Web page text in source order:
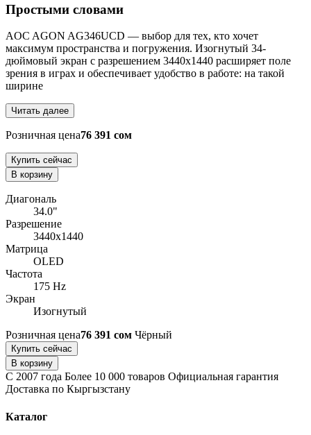
Простыми словами
AOC AGON AG346UCD — выбор для тех, кто хочет
максимум пространства и погружения. Изогнутый 34-
дюймовый экран с разрешением 3440x1440 расширяет поле
зрения в играх и обеспечивает удобство в работе: на такой
ширине
Читать далее
Розничная цена76 391 сом
Купить сейчас
В корзину
Диагональ
34.0"
Разрешение
3440x1440
Матрица
OLED
Частота
175 Hz
Экран
Изогнутый
Розничная цена76 391 сом Чёрный
Купить сейчас
В корзину
С 2007 года Более 10 000 товаров Официальная гарантия
Доставка по Кыргызстану
Каталог